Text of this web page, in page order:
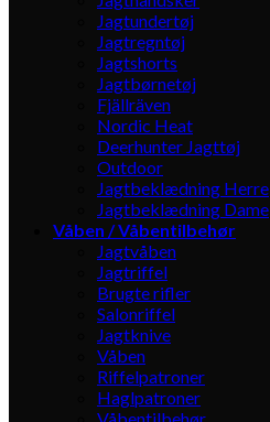
Jagtundertøj
Jagtregntøj
Jagtshorts
Jagtbørnetøj
Fjällräven
Nordic Heat
Deerhunter Jagttøj
Outdoor
Jagtbeklædning Herre
Jagtbeklædning Dame
Våben / Våbentilbehør
Jagtvåben
Jagtriffel
Brugte rifler
Salonriffel
Jagtknive
Våben
Riffelpatroner
Haglpatroner